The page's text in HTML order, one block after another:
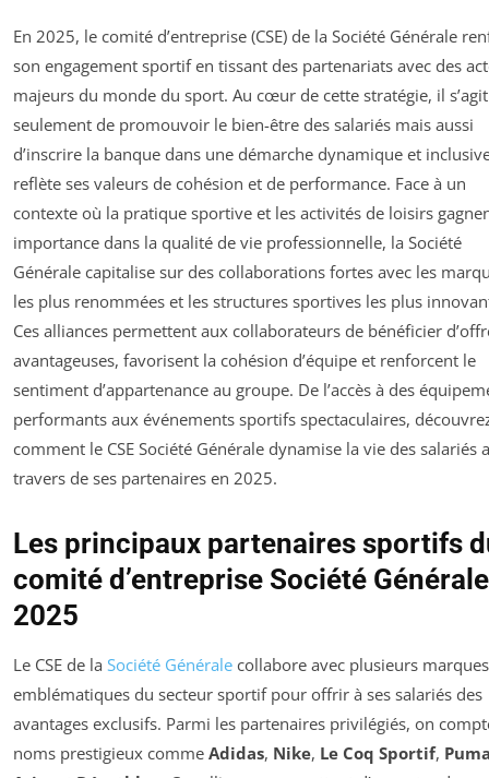
En 2025, le comité d’entreprise (CSE) de la Société Générale
son engagement sportif en tissant des partenariats avec des
majeurs du monde du sport. Au cœur de cette stratégie, il
seulement de promouvoir le bien-être des salariés mais aussi
d’inscrire la banque dans une démarche dynamique et
reflète ses valeurs de cohésion et de performance. Face à un
contexte où la pratique sportive et les activités de loisirs
importance dans la qualité de vie professionnelle, la Société
Générale capitalise sur des collaborations fortes avec les
les plus renommées et les structures sportives les plus
Ces alliances permettent aux collaborateurs de bénéficier
avantageuses, favorisent la cohésion d’équipe et renforcent le
sentiment d’appartenance au groupe. De l’accès à des
performants aux événements sportifs spectaculaires,
comment le CSE Société Générale dynamise la vie des salariés
travers de ses partenaires en 2025.
Les principaux partenaires sportifs
comité d’entreprise Société
2025
Le CSE de la Société Générale collabore avec plusieurs marques
emblématiques du secteur sportif pour offrir à ses salariés des
avantages exclusifs. Parmi les partenaires privilégiés, on
noms prestigieux comme Adidas, Nike, Le Coq Sportif,